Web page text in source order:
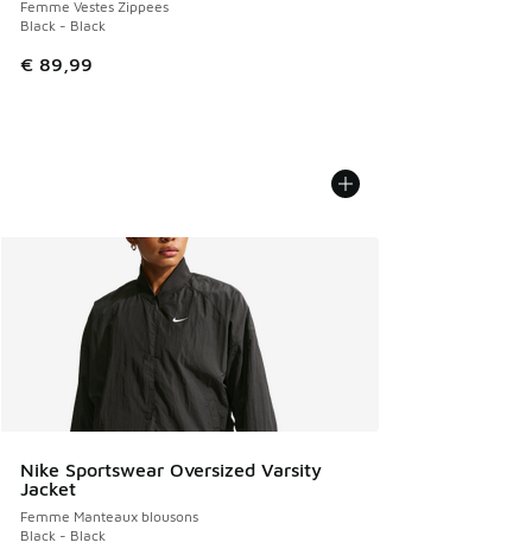
Femme Vestes Zippees
Black - Black
€ 89,99
Nike Sportswear Oversized Varsity
Jacket
Femme Manteaux blousons
Black - Black